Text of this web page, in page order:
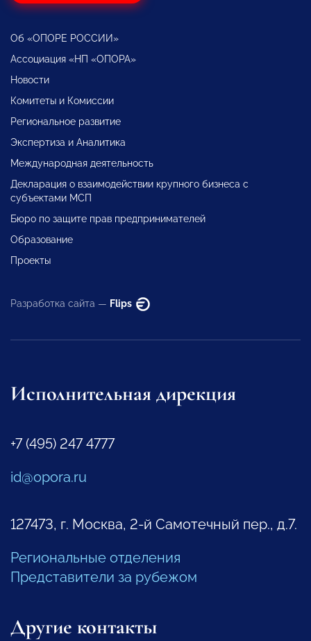
Об «ОПОРЕ РОССИИ»
Ассоциация «НП «ОПОРА»
Новости
Комитеты и Комиссии
Региональное развитие
Экспертиза и Аналитика
Международная деятельность
Декларация о взаимодействии крупного бизнеса с
субъектами МСП
Бюро по защите прав предпринимателей
Образование
Проекты
Разработка сайта — Flips
Исполнительная дирекция
+7 (495) 247 4777
id@opora.ru
127473, г. Москва, 2-й Самотечный пер., д.7.
Региональные отделения
Представители за рубежом
Другие контакты